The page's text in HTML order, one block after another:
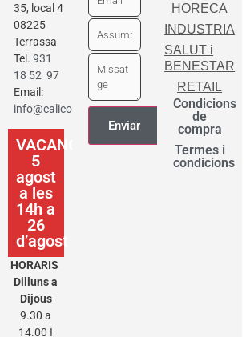
35, local 4
08225
Terrassa
Tel. 931
18 52 97
Email:
info@calicot.cat
VACANCES
5
agost
a les
14h a
26
d’agost
HORARIS
Dilluns a
Dijous
9.30 a
14.00 I
HORECA
INDUSTRIA
SALUT i
BENESTAR
RETAIL
Condicions
de
compra
Termes i
condicions